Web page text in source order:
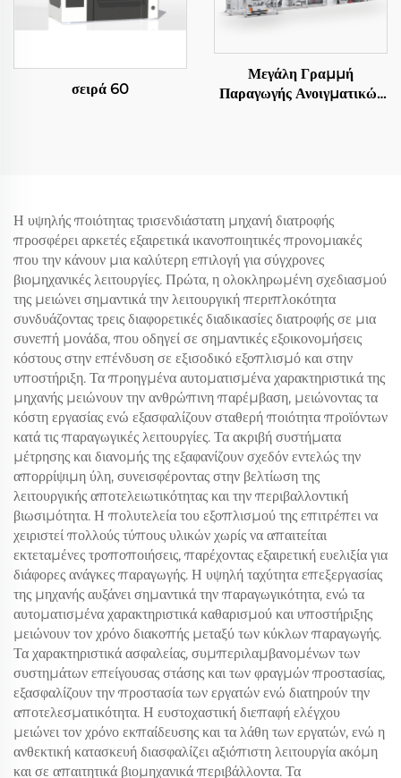
σειρά 60
Μεγάλη Γραμμή
Παραγωγής Ανοιγματικών
Η υψηλής ποιότητας τρισενδιάστατη μηχανή διατροφής
προσφέρει αρκετές εξαιρετικά ικανοποιητικές προνομιακές
που την κάνουν μια καλύτερη επιλογή για σύγχρονες
βιομηχανικές λειτουργίες. Πρώτα, η ολοκληρωμένη σχεδιασμού
της μειώνει σημαντικά την λειτουργική περιπλοκότητα
συνδυάζοντας τρεις διαφορετικές διαδικασίες διατροφής σε μια
συνεπή μονάδα, που οδηγεί σε σημαντικές εξοικονομήσεις
κόστους στην επένδυση σε εξισοδικό εξοπλισμό και στην
υποστήριξη. Τα προηγμένα αυτοματισμένα χαρακτηριστικά της
μηχανής μειώνουν την ανθρώπινη παρέμβαση, μειώνοντας τα
κόστη εργασίας ενώ εξασφαλίζουν σταθερή ποιότητα προϊόντων
κατά τις παραγωγικές λειτουργίες. Τα ακριβή συστήματα
μέτρησης και διανομής της εξαφανίζουν σχεδόν εντελώς την
απορρίψιμη ύλη, συνεισφέροντας στην βελτίωση της
λειτουργικής αποτελειωτικότητας και την περιβαλλοντική
βιωσιμότητα. Η πολυτελεία του εξοπλισμού της επιτρέπει να
χειριστεί πολλούς τύπους υλικών χωρίς να απαιτείται
εκτεταμένες τροποποιήσεις, παρέχοντας εξαιρετική ευελιξία για
διάφορες ανάγκες παραγωγής. Η υψηλή ταχύτητα επεξεργασίας
της μηχανής αυξάνει σημαντικά την παραγωγικότητα, ενώ τα
αυτοματισμένα χαρακτηριστικά καθαρισμού και υποστήριξης
μειώνουν τον χρόνο διακοπής μεταξύ των κύκλων παραγωγής.
Τα χαρακτηριστικά ασφαλείας, συμπεριλαμβανομένων των
συστημάτων επείγουσας στάσης και των φραγμών προστασίας,
εξασφαλίζουν την προστασία των εργατών ενώ διατηρούν την
αποτελεσματικότητα. Η ευστοχαστική διεπαφή ελέγχου
μειώνει τον χρόνο εκπαίδευσης και τα λάθη των εργατών, ενώ η
ανθεκτική κατασκευή διασφαλίζει αξιόπιστη λειτουργία ακόμη
και σε απαιτητικά βιομηχανικά περιβάλλοντα. Τα